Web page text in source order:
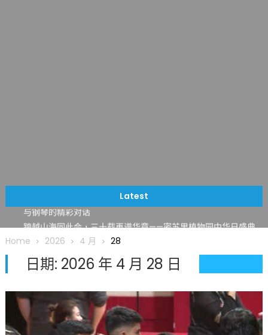
Latest
筝声与琴韵交汇：刘励(Li Statler)与钢琴家Darek演绎一场古筝
与钢琴的精彩对话
跨越山海同此会，三十载再谱华章——密苏里植物园中华日盛典
圆满举行
圣路易龙舟俱乐部5月16日龙舟体验日 邀请各界亲身体验划行乐
趣 + 水上竞速魅力
执掌密苏里植物园近四十年 致力推动全球植物多样性研究与中美
合作 Peter Raven 博士逝世 享年89岁
一晃三十年，初夏又相逢。中华日，等你来赴约 —— 密苏里植物
Home 2026 4 月 28
日期: 2026 年 4 月 28 日